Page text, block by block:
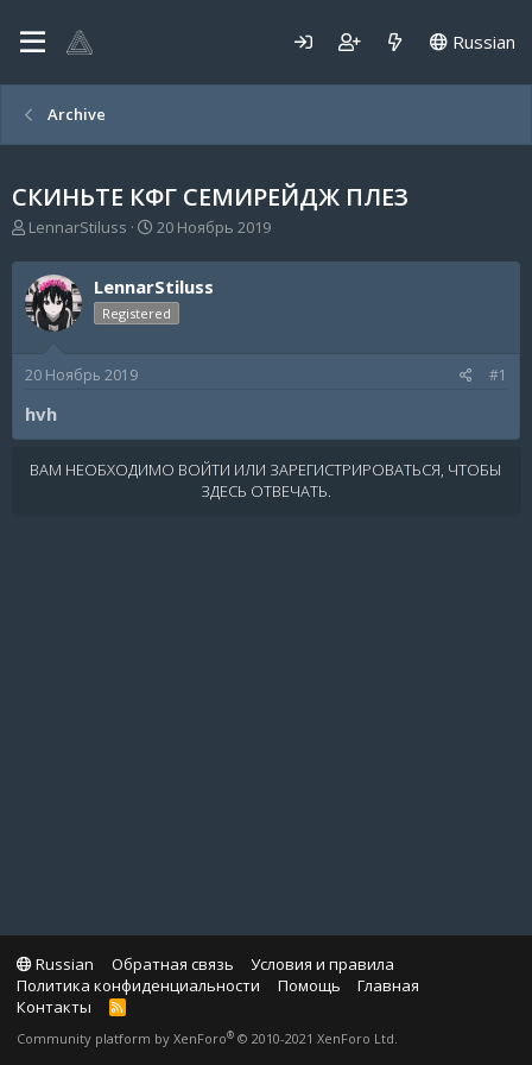
Russian
Archive
СКИНЬТЕ КФГ СЕМИРЕЙДЖ ПЛЕЗ
А
т
о
р
м
LennarStiluss
Д
т
а
н
20 Ноябрь 2019
LennarStiluss
Registered
20 Ноябрь 2019 #1
hvh
ВАМ НЕОБХОДИМО ВОЙТИ ИЛИ ЗАРЕГИСТРИРОВАТЬСЯ, ЧТОБЫ
ЗДЕСЬ ОТВЕЧАТЬ.
Russian Обратная связь
Условия и правила
Политика конфиденциальности
Помощь
Главная
Контакты
R
S
Community platform by XenForo® © 2010-2021 XenForo Ltd.